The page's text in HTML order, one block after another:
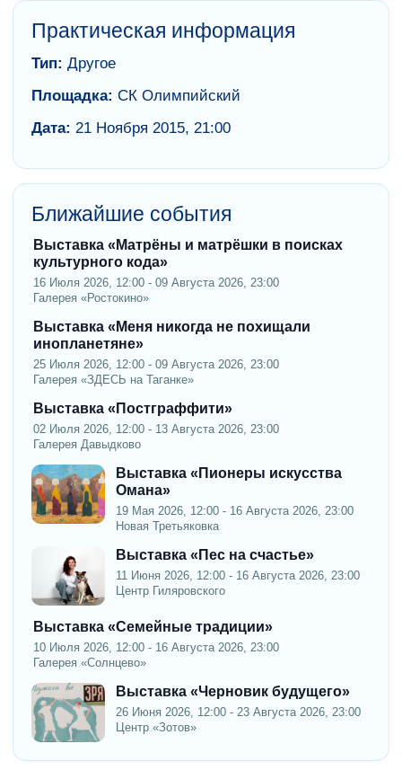
Практическая информация
Тип: Другое
Площадка: СК Олимпийский
Дата: 21 Ноября 2015, 21:00
Ближайшие события
Выставка «Матрёны и матрёшки в поисках
культурного кода»
16 Июля 2026, 12:00 - 09 Августа 2026, 23:00
Галерея «Ростокино»
Выставка «Меня никогда не похищали
инопланетяне»
25 Июля 2026, 12:00 - 09 Августа 2026, 23:00
Галерея «ЗДЕСЬ на Таганке»
Выставка «Постграффити»
02 Июля 2026, 12:00 - 13 Августа 2026, 23:00
Галерея Давыдково
Выставка «Пионеры искусства
Омана»
19 Мая 2026, 12:00 - 16 Августа 2026, 23:00
Новая Третьяковка
Выставка «Пес на счастье»
11 Июня 2026, 12:00 - 16 Августа 2026, 23:00
Центр Гиляровского
Выставка «Семейные традиции»
10 Июля 2026, 12:00 - 16 Августа 2026, 23:00
Галерея «Солнцево»
Выставка «Черновик будущего»
26 Июня 2026, 12:00 - 23 Августа 2026, 23:00
Центр «Зотов»